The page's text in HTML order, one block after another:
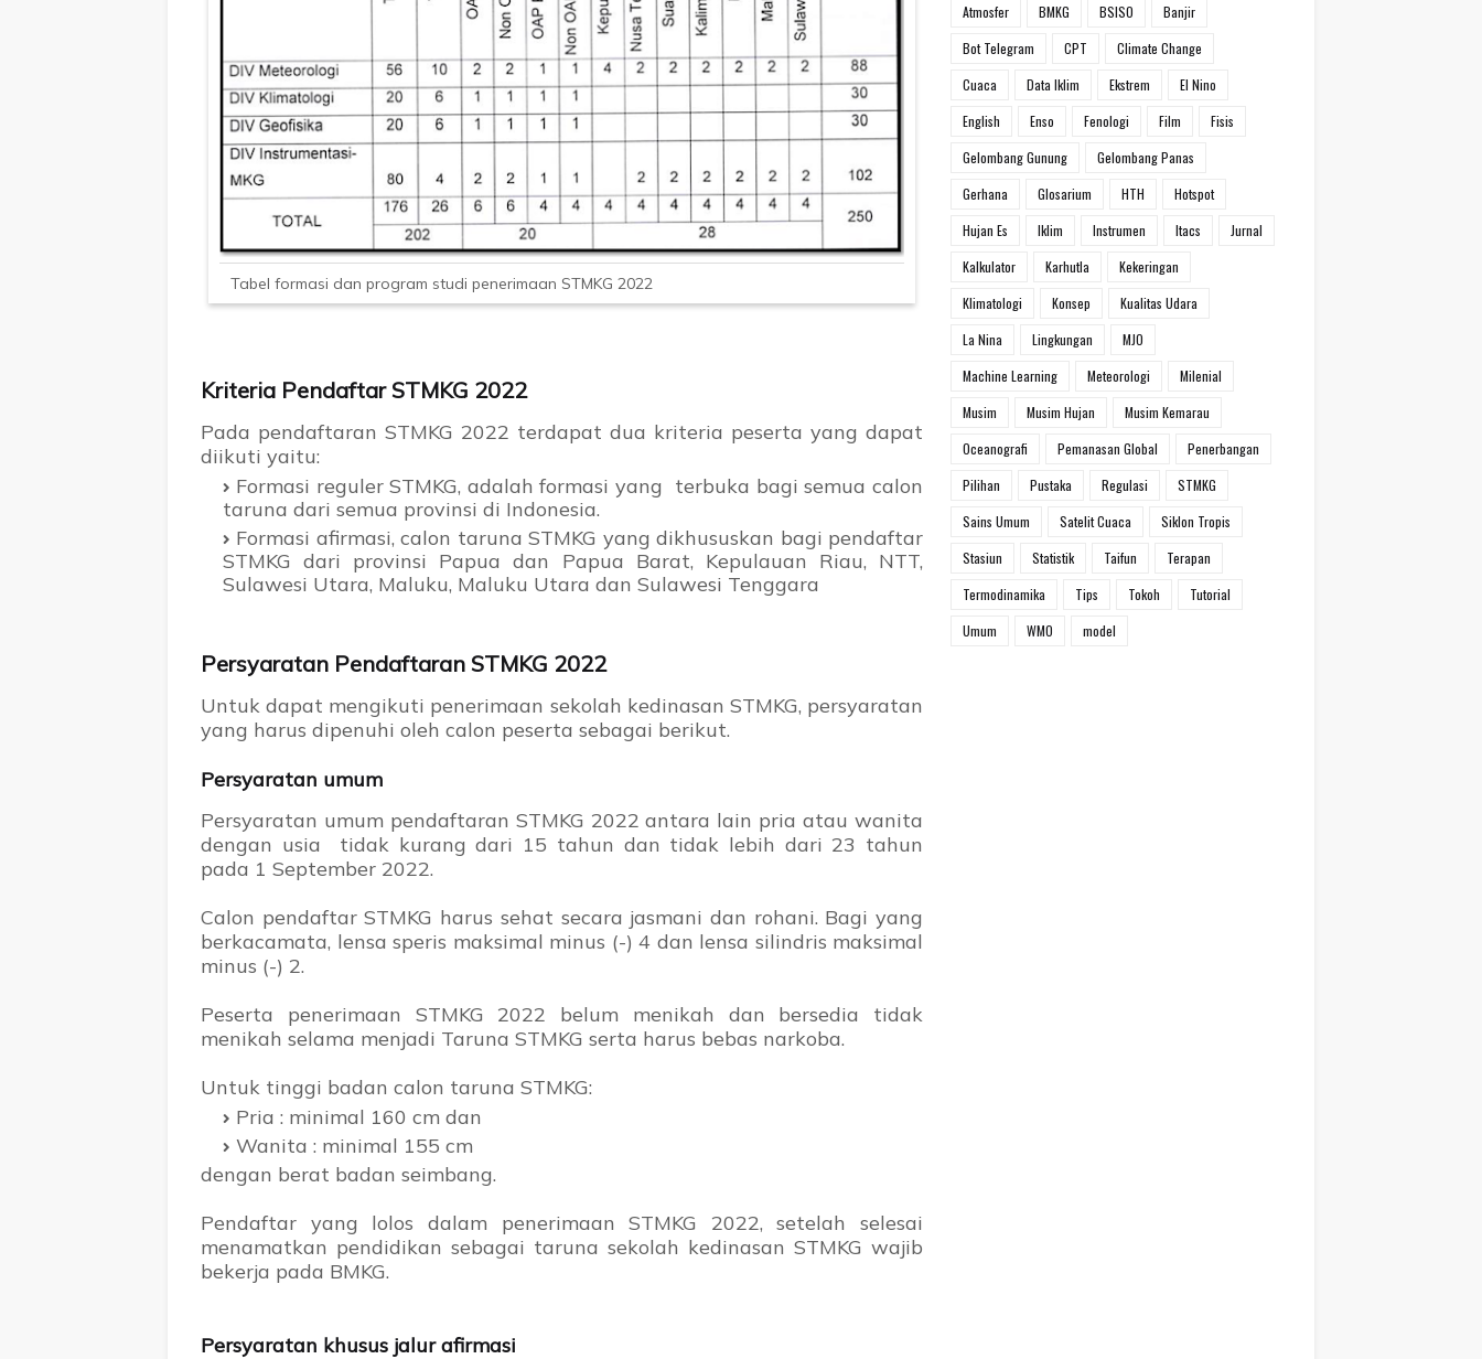
Tabel formasi dan program studi penerimaan STMKG 2022
Kriteria Pendaftar STMKG 2022
Pada pendaftaran STMKG 2022 terdapat dua kriteria peserta yang dapat
diikuti yaitu:
Formasi reguler STMKG, adalah formasi yang terbuka bagi semua calon
taruna dari semua provinsi di Indonesia.
Formasi afirmasi, calon taruna STMKG yang dikhususkan bagi pendaftar
STMKG dari provinsi Papua dan Papua Barat, Kepulauan Riau, NTT,
Sulawesi Utara, Maluku, Maluku Utara dan Sulawesi Tenggara
Persyaratan Pendaftaran STMKG 2022
Untuk dapat mengikuti penerimaan sekolah kedinasan STMKG, persyaratan
yang harus dipenuhi oleh calon peserta sebagai berikut.
Persyaratan umum
Persyaratan umum pendaftaran STMKG 2022 antara lain pria atau wanita
dengan usia tidak kurang dari 15 tahun dan tidak lebih dari 23 tahun
pada 1 September 2022.
Calon pendaftar STMKG harus sehat secara jasmani dan rohani. Bagi yang
berkacamata, lensa speris maksimal minus (-) 4 dan lensa silindris maksimal
minus (-) 2.
Peserta penerimaan STMKG 2022 belum menikah dan bersedia tidak
menikah selama menjadi Taruna STMKG serta harus bebas narkoba.
Untuk tinggi badan calon taruna STMKG:
Pria : minimal 160 cm dan
Wanita : minimal 155 cm
dengan berat badan seimbang.
Pendaftar yang lolos dalam penerimaan STMKG 2022, setelah selesai
menamatkan pendidikan sebagai taruna sekolah kedinasan STMKG wajib
bekerja pada BMKG.
Persyaratan khusus jalur afirmasi
Atmosfer
BMKG BSISO
Banjir
Bot Telegram
CPT
Climate Change
Cuaca
Data Iklim Ekstrem
El Nino
English
Enso Fenologi Film
Fisis
Gelombang Gunung
Gelombang Panas
Gerhana
Glosarium HTH
Hotspot
Hujan Es
Iklim Instrumen Itacs
Jurnal
Kalkulator
Karhutla
Kekeringan
Klimatologi
Konsep
Kualitas Udara
La Nina
Lingkungan
MJO
Machine Learning
Meteorologi
Milenial
Musim
Musim Hujan
Musim Kemarau
Oceanografi
Pemanasan Global
Penerbangan
Pilihan
Pustaka Regulasi
STMKG
Sains Umum
Satelit Cuaca
Siklon Tropis
Stasiun
Statistik Taifun
Terapan
Termodinamika
Tips Tokoh
Tutorial
Umum
WMO model